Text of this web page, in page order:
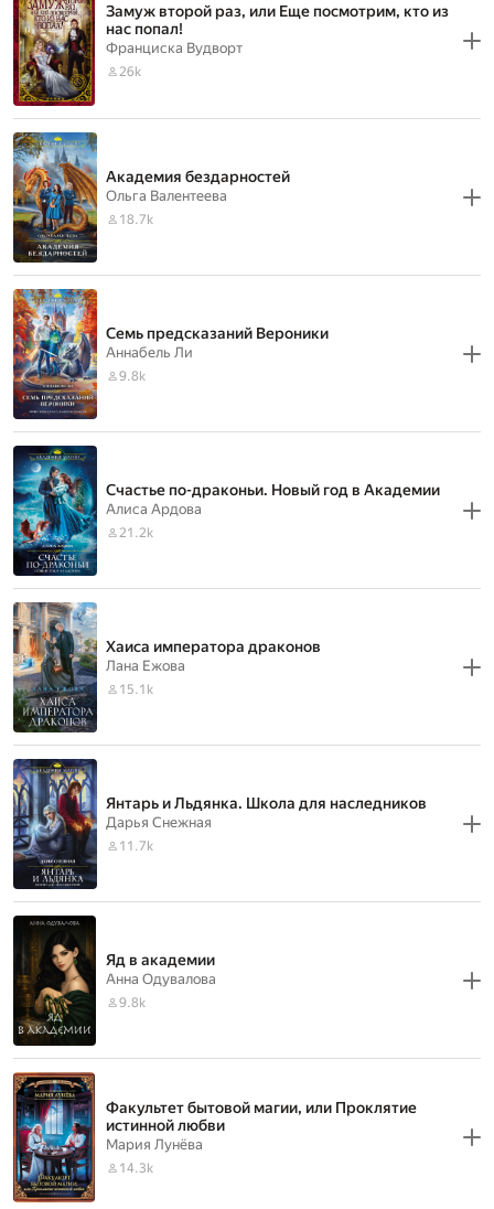
Замуж второй раз, или Еще посмотрим, кто из
нас попал!
Франциска Вудворт
26k
Академия бездарностей
Ольга Валентеева
18.7k
Семь предсказаний Вероники
Аннабель Ли
9.8k
Счастье по-драконьи. Новый год в Академии
Алиса Ардова
21.2k
Хаиса императора драконов
Лана Ежова
15.1k
Янтарь и Льдянка. Школа для наследников
Дарья Снежная
11.7k
Яд в академии
Анна Одувалова
9.8k
Факультет бытовой магии, или Проклятие
истинной любви
Мария Лунёва
14.3k